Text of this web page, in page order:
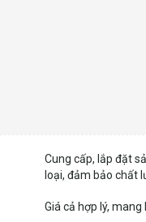
Cung cấp, lắp đặt
loại, đảm bảo chất
Giá cả hợp lý,